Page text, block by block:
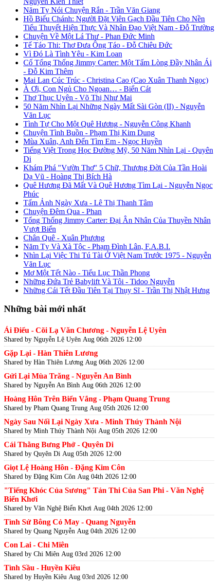
Năm Tỵ Nói Chuyện Rắn - Trần Văn Giang
Hồ Biểu Chánh: Người Đặt Viên Gạch Đầu Tiên Cho Nền
Tiểu Thuyết Hiện Thực Và Nhân Đạo Việt Nam - Đỗ Trường
Chuyện Về Một Lá Thư - Phan Đức Minh
Tế Táo Thi: Thơ Đưa Ông Táo - Đỗ Chiêu Đức
Vì Đó Là Tình Yêu - Kim Loan
Cố Tổng Thống Jimmy Carter: Một Tấm Lòng Đầy Nhân Ái
- Đỗ Kim Thêm
Mai Lan Cúc Trúc - Christina Cao (Cao Xuân Thanh Ngọc)
À Ơi, Con Ngủ Cho Ngoan… - Biển Cát
Thơ Thục Uyên - Võ Thị Như Mai
50 Năm Nhìn Lại Những Ngày Mất Sài Gòn (II) - Nguyễn
Văn Lục
Tình Tự Cho Một Quê Hương - Nguyễn Công Khanh
Chuyện Tình Buồn - Phạm Thị Kim Dung
Mùa Xuân, Anh Đến Tìm Em - Ngọc Huyền
Tiếng Việt Trong Học Đường Mỹ, 50 Năm Nhìn Lại - Quyên
Di
Khám Phá "Vườn Thơ" 5 Chữ, Thương Đời Của Tần Hoài
Dạ Vũ - Hoàng Thị Bích Hà
Quê Hương Đã Mất Và Quê Hương Tìm Lại - Nguyễn Ngọc
Phúc
Tấm Ảnh Ngày Xưa - Lê Thị Thanh Tâm
Chuyện Đêm Qua - Phan
Tổng Thống Jimmy Carter: Đại Ân Nhân Của Thuyền Nhân
Vượt Biển
Chân Quê - Xuân Phương
Năm Tỵ Và Xà Tộc - Phạm Đình Lân, F.A.B.I.
Nhìn Lại Việc Thi Tú Tài Ở Việt Nam Trước 1975 - Nguyễn
Văn Lục
Mơ Một Tết Nào - Tiểu Lục Thần Phong
Những Đứa Trẻ Babylift Và Tôi - Tidoo Nguyễn
Những Cái Tết Đầu Tiên Tại Thụy Sĩ - Trần Thị Nhật Hưng
Những bài mới nhất
Ái Điểu - Cõi Lạ Văn Chương - Nguyễn Lệ Uyên
Shared by Nguyễn Lệ Uyên Aug 06th 2026 12:00
Gặp Lại - Hàn Thiên Lương
Shared by Hàn Thiên Lương Aug 06th 2026 12:00
Gửi Lại Mùa Trăng - Nguyễn An Bình
Shared by Nguyễn An Bình Aug 06th 2026 12:00
Hoàng Hôn Trên Biển Vắng - Phạm Quang Trung
Shared by Phạm Quang Trung Aug 05th 2026 12:00
Ngày Sau Nối Lại Ngày Xưa - Minh Thúy Thành Nội
Shared by Minh Thúy Thành Nội Aug 05th 2026 12:00
Cái Thằng Bưng Phở - Quyên Di
Shared by Quyên Di Aug 05th 2026 12:00
Giọt Lệ Hoàng Hôn - Đặng Kim Côn
Shared by Đặng Kim Côn Aug 04th 2026 12:00
"Tiếng Khóc Của Sương" Tản Thi Của San Phi - Văn Nghệ
Biển Khơi
Shared by Văn Nghệ Biển Khơi Aug 04th 2026 12:00
Tình Sử Bông Cỏ May - Quang Nguyễn
Shared by Quang Nguyễn Aug 04th 2026 12:00
Con Lai - Chi Miên
Shared by Chi Miên Aug 03rd 2026 12:00
Tình Sầu - Huyền Kiêu
Shared by Huyền Kiêu Aug 03rd 2026 12:00